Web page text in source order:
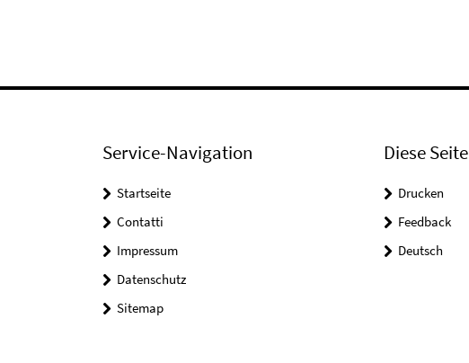
Service-Navigation
Startseite
Contatti
Impressum
Datenschutz
Sitemap
Diese Seite
Drucken
Feedback
Deutsch